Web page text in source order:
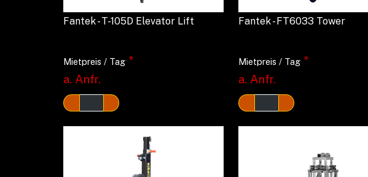
Fantek - T-105D Elevator Lift
Mietpreis / Tag *
a. Anfr.
Fantek - FT6033 Tower
Mietpreis / Tag *
a. Anfr.